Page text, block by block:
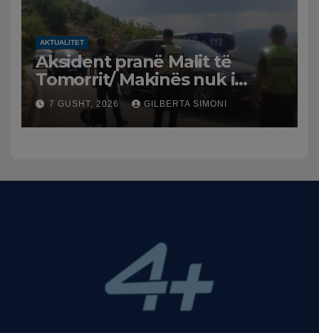
AKTUALITET
Aksident pranë Malit të
Tomorrit/ Makinës nuk i
punuan frenat dhe doli nga
rruga, plagosen 7 persona,
dy në gjendje të rëndë te
7 GUSHT, 2026 GILBERTA SIMONI